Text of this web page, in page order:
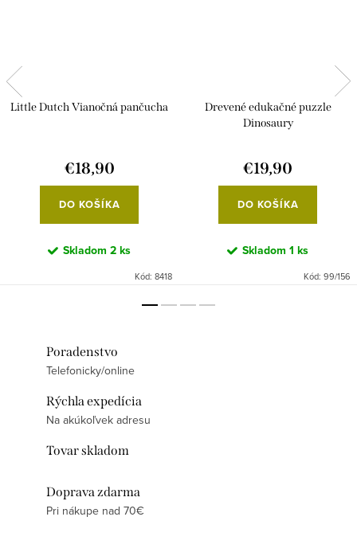
Little Dutch Vianočná pančucha
€18,90
DO KOŠÍKA
Skladom 2 ks
Kód: 8418
Drevené edukačné puzzle
Dinosaury
€19,90
DO KOŠÍKA
Skladom 1 ks
Kód: 99/156
Poradenstvo
Telefonicky/online
Rýchla expedícia
Na akúkoľvek adresu
Tovar skladom
Doprava zdarma
Pri nákupe nad 70€